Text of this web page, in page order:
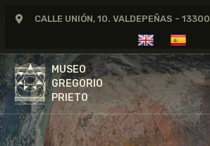
CALLE UNIÓN, 10. VALDEPEÑAS - 13300
MUSEO
GREGORIO
PRIETO
MUSEO
GREGORIO
PRIETO
GREGORIO PRIETO
MUSEO